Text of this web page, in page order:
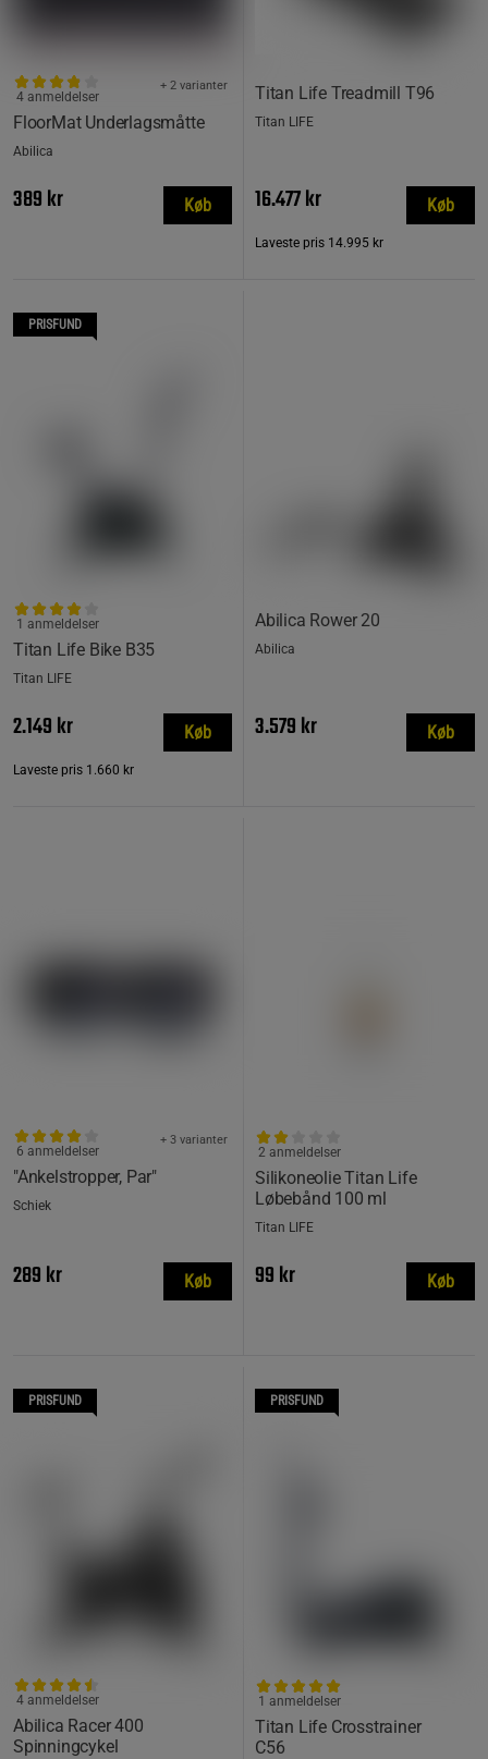
FloorMat Underlagsmåtte
+ 2 varianter
4 anmeldelser
Abilica
389 kr Køb
Titan Life Treadmill T96
Titan LIFE
16.477 kr
Laveste pris 14.995 kr
Køb
PRISFUND
Titan Life Bike B35
1 anmeldelser
Titan LIFE
2.149 kr
Laveste pris 1.660 kr
Køb
Abilica Rower 20
Abilica
3.579 kr Køb
"Ankelstropper, Par"
+ 3 varianter
6 anmeldelser
Schiek
289 kr Køb
Silikoneolie Titan Life
Løbebånd 100 ml
2 anmeldelser
Titan LIFE
99 kr Køb
PRISFUND
Abilica Racer 400
Spinningcykel
4 anmeldelser
PRISFUND
Titan Life Crosstrainer
C56
1 anmeldelser